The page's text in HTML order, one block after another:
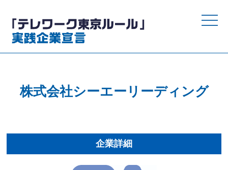
toggle
株式会社シーエーリーディング
企業詳細